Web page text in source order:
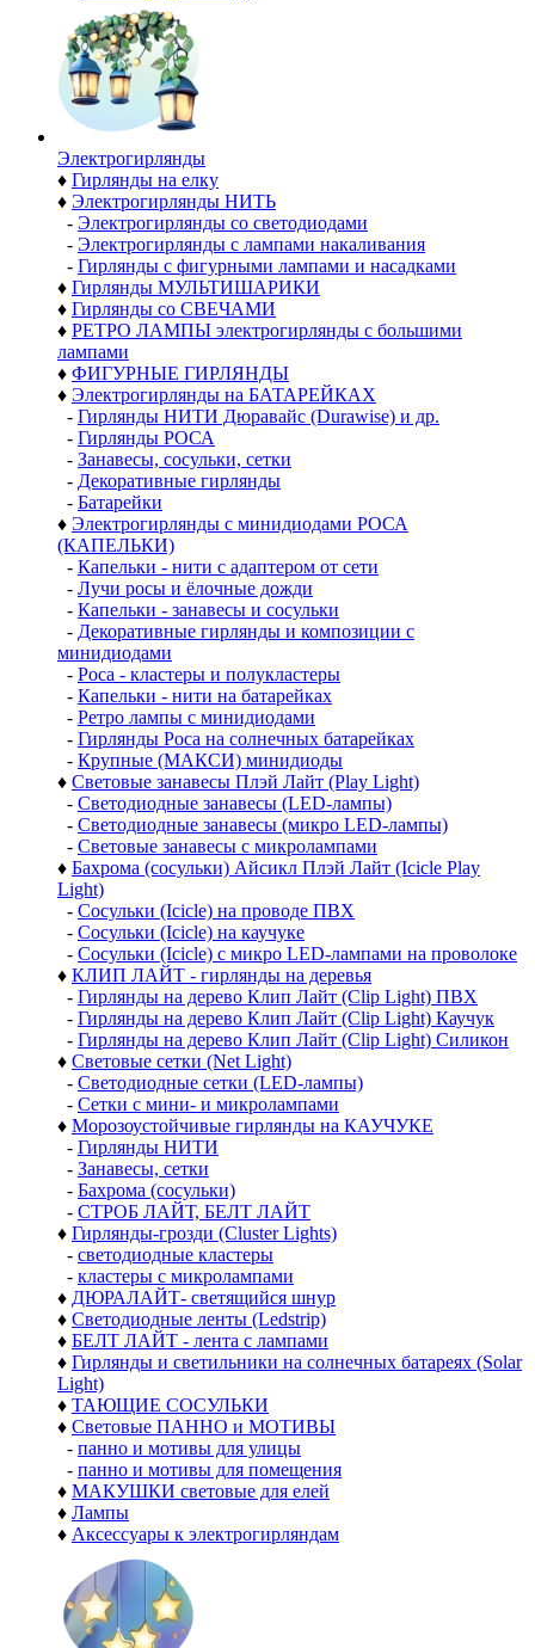
Электро­гирлянды
♦ Гирлянды на елку
♦ Электрогирлянды НИТЬ
- Электрогирлянды со светодиодами
- Электрогирлянды с лампами накаливания
- Гирлянды с фигурными лампами и насадками
♦ Гирлянды МУЛЬТИШАРИКИ
♦ Гирлянды со СВЕЧАМИ
♦ РЕТРО ЛАМПЫ электрогирлянды с большими
лампами
♦ ФИГУРНЫЕ ГИРЛЯНДЫ
♦ Электрогирлянды на БАТАРЕЙКАХ
- Гирлянды НИТИ Дюравайс (Durawise) и др.
- Гирлянды РОСА
- Занавесы, сосульки, сетки
- Декоративные гирлянды
- Батарейки
♦ Электрогирлянды с минидиодами РОСА
(КАПЕЛЬКИ)
- Капельки - нити с адаптером от сети
- Лучи росы и ёлочные дожди
- Капельки - занавесы и сосульки
- Декоративные гирлянды и композиции с
минидиодами
- Роса - кластеры и полукластеры
- Капельки - нити на батарейках
- Ретро лампы с минидиодами
- Гирлянды Роса на солнечных батарейках
- Крупные (МАКСИ) минидиоды
♦ Световые занавесы Плэй Лайт (Play Light)
- Светодиодные занавесы (LED-лампы)
- Светодиодные занавесы (микро LED-лампы)
- Световые занавесы с микролампами
♦ Бахрома (сосульки) Айсикл Плэй Лайт (Icicle Play
Light)
- Сосульки (Icicle) на проводе ПВХ
- Сосульки (Icicle) на каучуке
- Сосульки (Icicle) с микро LED-лампами на проволоке
♦ КЛИП ЛАЙТ - гирлянды на деревья
- Гирлянды на дерево Клип Лайт (Clip Light) ПВХ
- Гирлянды на дерево Клип Лайт (Clip Light) Каучук
- Гирлянды на дерево Клип Лайт (Clip Light) Силикон
♦ Световые сетки (Net Light)
- Светодиодные сетки (LED-лампы)
- Сетки с мини- и микролампами
♦ Морозоустойчивые гирлянды на КАУЧУКЕ
- Гирлянды НИТИ
- Занавесы, сетки
- Бахрома (сосульки)
- СТРОБ ЛАЙТ, БЕЛТ ЛАЙТ
♦ Гирлянды-грозди (Cluster Lights)
- светодиодные кластеры
- кластеры с микролампами
♦ ДЮРАЛАЙТ- светящийся шнур
♦ Светодиодные ленты (Ledstrip)
♦ БЕЛТ ЛАЙТ - лента с лампами
♦ Гирлянды и светильники на солнечных батареях (Solar
Light)
♦ ТАЮЩИЕ СОСУЛЬКИ
♦ Световые ПАННО и МОТИВЫ
- панно и мотивы для улицы
- панно и мотивы для помещения
♦ МАКУШКИ световые для елей
♦ Лампы
♦ Аксессуары к электрогирляндам